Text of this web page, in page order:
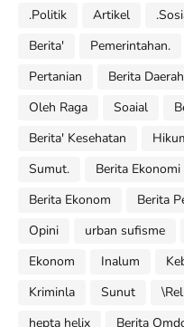
.Politik
Artikel
Berita'
Pemerintahan.
Pertanian
Berita Daerah
Oleh Raga
Soaial
Berita' Kesehatan
Sumut.
Berita Ekonomi
Berita Ekonom
Berita
Opini
urban sufisme
Ekonom
Inalum
Kriminla
Sunut
hepta helix
Berita